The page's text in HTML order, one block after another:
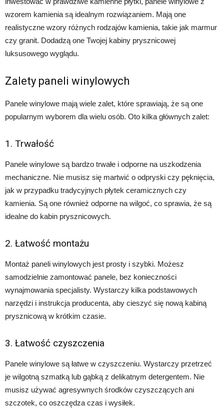
wzorem kamienia są idealnym rozwiązaniem. Mają one
realistyczne wzory różnych rodzajów kamienia, takie jak marmur
czy granit. Dodadzą one Twojej kabiny prysznicowej
luksusowego wyglądu.
Zalety paneli winylowych
Panele winylowe mają wiele zalet, które sprawiają, że są one
popularnym wyborem dla wielu osób. Oto kilka głównych zalet:
1. Trwałość
Panele winylowe są bardzo trwałe i odporne na uszkodzenia
mechaniczne. Nie musisz się martwić o odpryski czy pęknięcia,
jak w przypadku tradycyjnych płytek ceramicznych czy
kamienia. Są one również odporne na wilgoć, co sprawia, że są
idealne do kabin prysznicowych.
2. Łatwość montażu
Montaż paneli winylowych jest prosty i szybki. Możesz
samodzielnie zamontować panele, bez konieczności
wynajmowania specjalisty. Wystarczy kilka podstawowych
narzędzi i instrukcja producenta, aby cieszyć się nową kabiną
prysznicową w krótkim czasie.
3. Łatwość czyszczenia
Panele winylowe są łatwe w czyszczeniu. Wystarczy przetrzeć
je wilgotną szmatką lub gąbką z delikatnym detergentem. Nie
musisz używać agresywnych środków czyszczących ani
szczotek, co oszczędza czas i wysiłek.